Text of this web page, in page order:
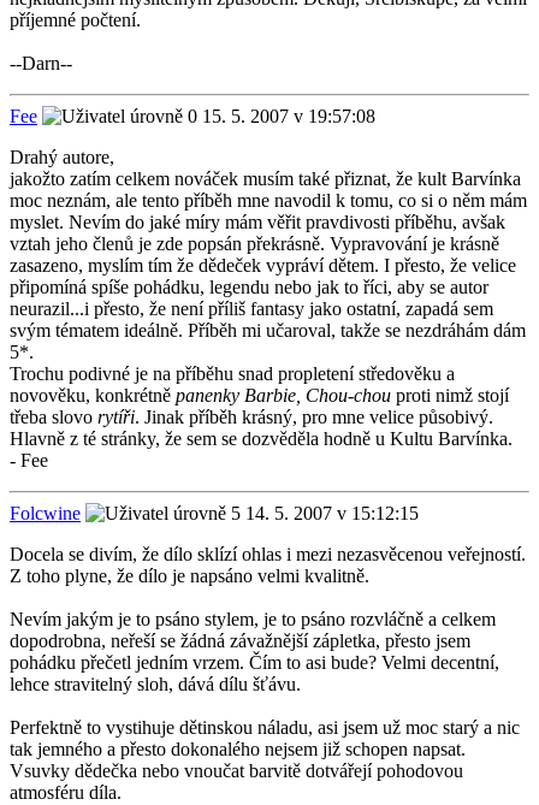
příjemné počtení.
--Darn--
Fee
15. 5. 2007 v 19:57:08
Drahý autore,
jakožto zatím celkem nováček musím také přiznat, že kult Barvínka
moc neznám, ale tento příběh mne navodil k tomu, co si o něm mám
myslet. Nevím do jaké míry mám věřit pravdivosti příběhu, avšak
vztah jeho členů je zde popsán překrásně. Vypravování je krásně
zasazeno, myslím tím že dědeček vypráví dětem. I přesto, že velice
připomíná spíše pohádku, legendu nebo jak to říci, aby se autor
neurazil...i přesto, že není příliš fantasy jako ostatní, zapadá sem
svým tématem ideálně. Příběh mi učaroval, takže se nezdráhám dám
5*.
Trochu podivné je na příběhu snad propletení středověku a
novověku, konkrétně panenky Barbie, Chou-chou proti nimž stojí
třeba slovo rytíři. Jinak příběh krásný, pro mne velice působivý.
Hlavně z té stránky, že sem se dozvěděla hodně u Kultu Barvínka.
- Fee
Folcwine
14. 5. 2007 v 15:12:15
Docela se divím, že dílo sklízí ohlas i mezi nezasvěcenou veřejností.
Z toho plyne, že dílo je napsáno velmi kvalitně.
Nevím jakým je to psáno stylem, je to psáno rozvláčně a celkem
dopodrobna, neřeší se žádná závažnější zápletka, přesto jsem
pohádku přečetl jedním vrzem. Čím to asi bude? Velmi decentní,
lehce stravitelný sloh, dává dílu šťávu.
Perfektně to vystihuje dětinskou náladu, asi jsem už moc starý a nic
tak jemného a přesto dokonalého nejsem již schopen napsat.
Vsuvky dědečka nebo vnoučat barvitě dotvářejí pohodovou
atmosféru díla.